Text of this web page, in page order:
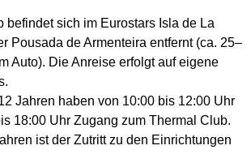
befindet sich im Eurostars Isla de La
Pousada de Armenteira entfernt (ca. 25–
Auto). Die Anreise erfolgt auf eigene
Jahren haben von 10:00 bis 12:00 Uhr
18:00 Uhr Zugang zum Thermal Club.
ist der Zutritt zu den Einrichtungen